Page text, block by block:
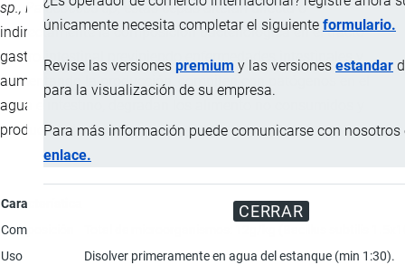
únicamente necesita completar el siguiente formulario.
Revise las versiones premium y las versiones estandar
para la visualización de su empresa.
Para más información puede comunicarse con nosotros
enlace.
CERRAR
sp., Paracoccus sp, estas cepas alteran directa o
indirectamente la composición bacteriológica en el tracto
gastro-intestinal previniendo enfermedades intestinales y
aumentando la producción, compiten con patógenos en el
agua e intestino, degradan los alimento no consumidos y
productos de desecho.
Característica
Composición
Uso
Disolver primeramente en agua del estanque (min 1:30).